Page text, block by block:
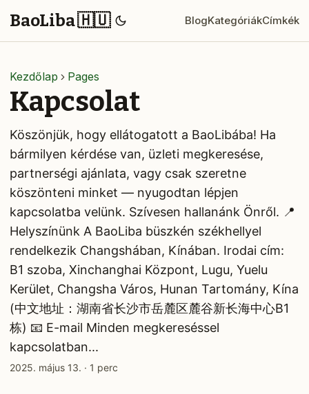
BaoLiba 🇭🇺 BlogKategóriákCímkék
Kezdőlap Pages
Kapcsolat
Köszönjük, hogy ellátogatott a BaoLibába! Ha
bármilyen kérdése van, üzleti megkeresése,
partnerségi ajánlata, vagy csak szeretne
köszönteni minket — nyugodtan lépjen
kapcsolatba velünk. Szívesen hallanánk Önről. 📍
Helyszínünk A BaoLiba büszkén székhellyel
rendelkezik Changshában, Kínában. Irodai cím:
B1 szoba, Xinchanghai Központ, Lugu, Yuelu
Kerület, Changsha Város, Hunan Tartomány, Kína
(中文地址：湖南省长沙市岳麓区麓谷新长海中心B1
栋) 📧 E-mail Minden megkereséssel
kapcsolatban...
2025. május 13. · 1 perc